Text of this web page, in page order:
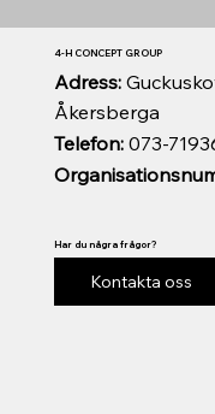
Telefon:073-
Adress:
Åkersberga
4-H CONCEPT GROUP
Har du några frågor?
Kontakta oss